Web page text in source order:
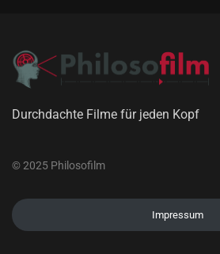
Durchdachte Filme für jeden Kopf
© 2025 Philosofilm
Impressum